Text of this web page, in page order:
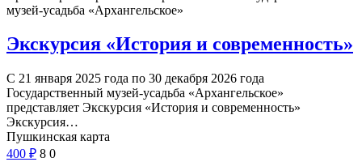
музей-усадьба «Архангельское»
Экскурсия «История и современность»
С 21 января 2025 года по 30 декабря 2026 года
Государственный музей-усадьба «Архангельское»
представляет Экскурсия «История и современность»
Экскурсия…
Пушкинская карта
400 ₽ 8 0